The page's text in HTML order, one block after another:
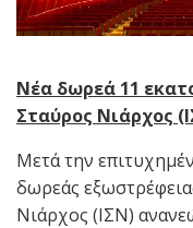
Νέα δωρεά 11
Σταύρος Νιάρχος
Μετά την
δωρεάς
Νιάρχος (ΙΣΝ)